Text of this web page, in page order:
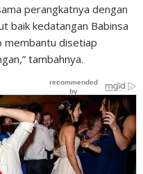
perangkatnya dengan
baik kedatangan Babinsa
membantu disetiap
tambahnya.